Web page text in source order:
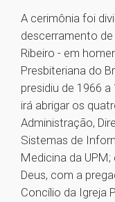
A cerimônia foi
descerramento
Ribeiro - em
Presbiteriana do
presidiu de 1966
irá abrigar os
Administração,
Sistemas de
Medicina da
Deus, com a
Concílio da Igreja